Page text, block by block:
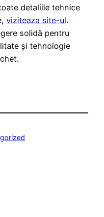
detaliile tehnice
viziteaza site-ul.
solidă pentru
și tehnologie